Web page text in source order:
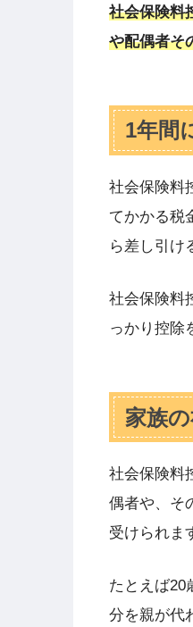
社会保険料
や配偶者そ
1年間
社会保険料
てかかる税
ら差し引け
社会保険料
っかり控除
家族
社会保険料
偶者や、そ
受けられま
たとえば20
分を親が代